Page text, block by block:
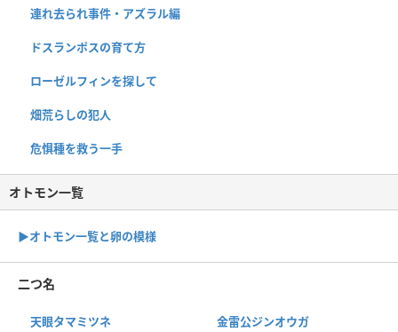
連れ去られ事件・アズラル編
ドスランポスの育て方
ローゼルフィンを探して
畑荒らしの犯人
危惧種を救う一手
オトモン一覧
▶︎オトモン一覧と卵の模様
二つ名
天眼タマミツネ 金雷公ジンオウガ